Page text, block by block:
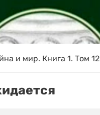
и мир. Книга 1. Том 12